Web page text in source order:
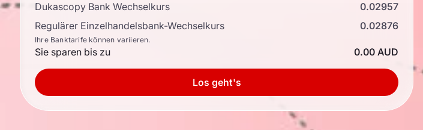
Dukascopy Bank Wechselkurs
0.02957
Regulärer Einzelhandelsbank-Wechselkurs
0.02876
Ihre Banktarife können variieren.
Sie sparen bis zu 0.00 AUD
Los geht's